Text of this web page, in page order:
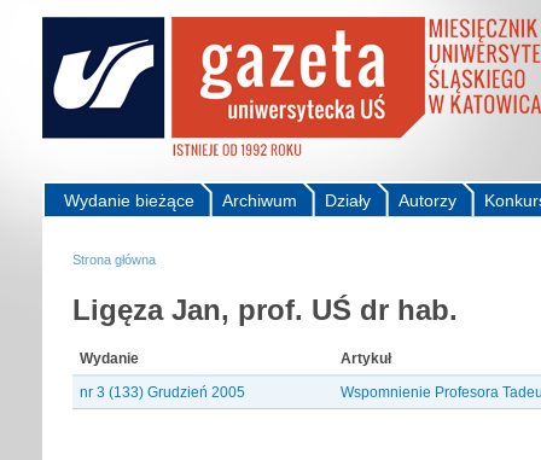
Autorzy
Działy
Archiwum
Wydanie bieżące
Strona główna
Ligęza Jan, prof. UŚ dr hab.
Wydanie
Artykuł
nr 3 (133) Grudzień 2005
Wspomnienie Profesora